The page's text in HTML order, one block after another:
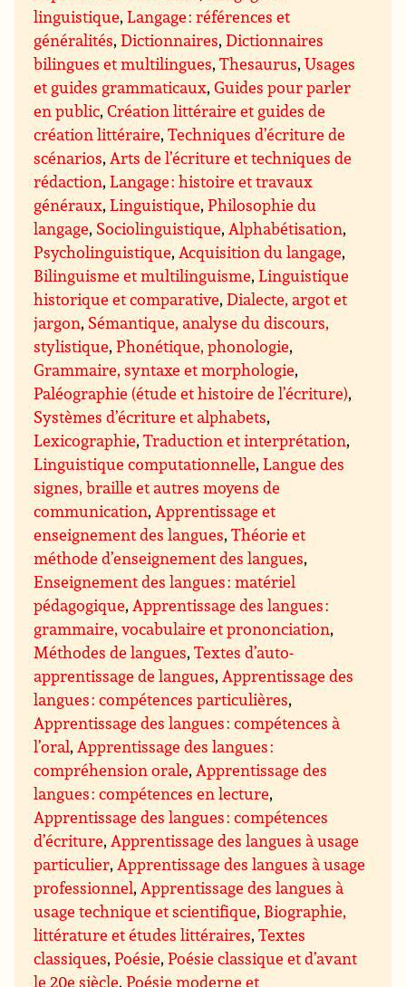
linguistique,Langage : références et
généralités,Dictionnaires,Dictionnaires
bilingues et multilingues,Thesaurus,Usages
et guides grammaticaux,Guides pour parler
en public,Création littéraire et guides de
création littéraire,Techniques d’écriture de
scénarios,Arts de l’écriture et techniques de
rédaction,Langage : histoire et travaux
généraux,Linguistique,Philosophie du
langage, Sociolinguistique,Alphabétisation,
Psycholinguistique,Acquisition du langage,
Bilinguisme et multilinguisme,Linguistique
historique et comparative,Dialecte, argot et
jargon, Sémantique, analyse du discours,
stylistique,Phonétique, phonologie,
Grammaire, syntaxe et morphologie,
Paléographie (étude et histoire de l’écriture),
Systèmes d’écriture et alphabets,
Lexicographie,Traduction et interprétation,
Linguistique computationnelle,Langue des
signes, braille et autres moyens de
communication,Apprentissage et
enseignement des langues,Théorie et
méthode d’enseignement des langues,
Enseignement des langues : matériel
pédagogique,Apprentissage des langues :
grammaire, vocabulaire et prononciation,
Méthodes de langues,Textes d’auto-
apprentissage de langues,Apprentissage des
langues : compétences particulières,
Apprentissage des langues : compétences à
l’oral,Apprentissage des langues :
compréhension orale,Apprentissage des
langues : compétences en lecture,
Apprentissage des langues : compétences
d’écriture,Apprentissage des langues à usage
particulier,Apprentissage des langues à usage
professionnel,Apprentissage des langues à
usage technique et scientifique, Biographie,
littérature et études littéraires,Textes
classiques,Poésie,Poésie classique et d’avant
le 20e siècle,Poésie moderne et